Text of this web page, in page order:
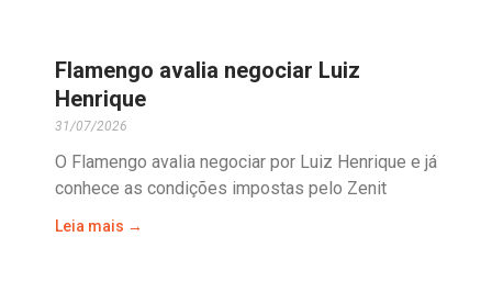
Flamengo avalia negociar Luiz
Henrique
31/07/2026
O Flamengo avalia negociar por Luiz Henrique e já
conhece as condições impostas pelo Zenit
Leia mais →